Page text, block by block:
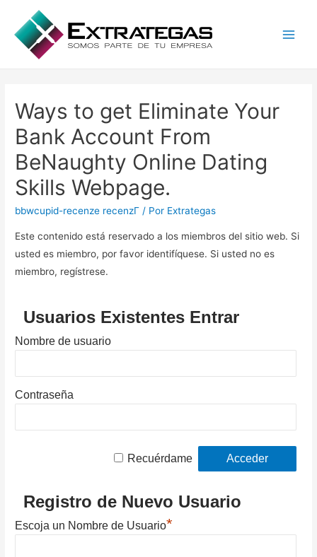
Ways to get Eliminate Your
Bank Account From
BeNaughty Online Dating
Skills Webpage.
bbwcupid-recenze recenzГ­ / Por Extrategas
Este contenido está reservado a los miembros del sitio web. Si
usted es miembro, por favor identifíquese. Si usted no es
miembro, regístrese.
Usuarios Existentes Entrar
Nombre de usuario
Contraseña
Recuérdame
Registro de Nuevo Usuario
Escoja un Nombre de Usuario*